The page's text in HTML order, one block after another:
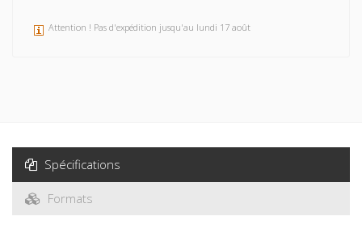
chacun des dix États du Sud-Est asiatique pour mieux
Attention ! Pas d'expédition jusqu'au lundi 17 août
Spécifications
Formats